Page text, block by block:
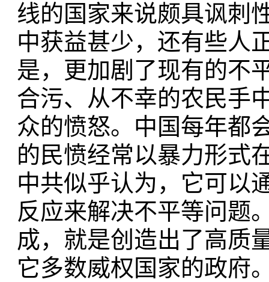
线的国家来说颇具讽刺
中获益甚少，还有些人
是，更加剧了现有的不
合污、从不幸的农民手
众的愤怒。中国每年都
的民愤经常以暴力形式
中共似乎认为，它可以
反应来解决不平等问题
成，就是创造出了高质
它多数威权国家的政府